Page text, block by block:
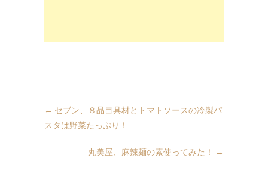
← セブン、８品目具材とトマトソースの冷製パ
スタは野菜たっぷり！
丸美屋、麻辣麺の素使ってみた！ →